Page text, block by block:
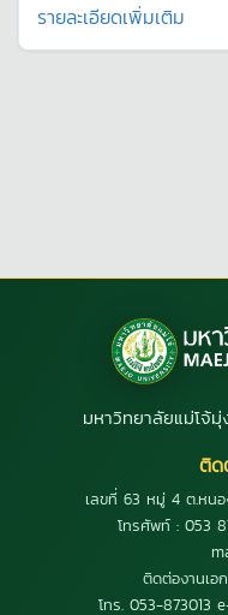
รายละเอียดเพิ่มเติม
มหาวิทยาลัยแม่โจ้
ติด
เลขที่ 63 หมู่ 4 ต.หน
โทรศัพท์ : 053
ติดต่องานเอ
โทร. 053-873013